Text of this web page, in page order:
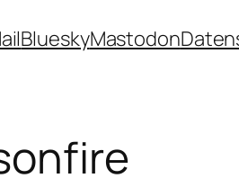
BlueskyMastodon